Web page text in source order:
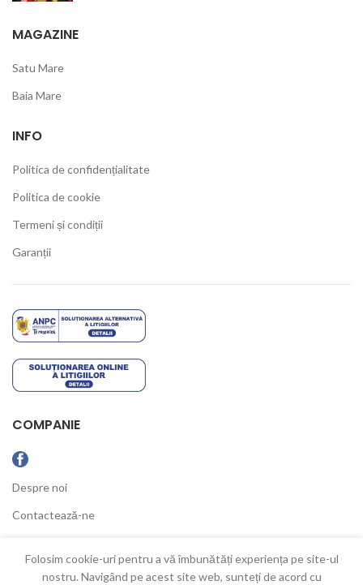
MAGAZINE
Satu Mare
Baia Mare
INFO
Politica de confidențialitate
Politica de cookie
Termeni și condiții
Garanții
COMPANIE
Despre noi
Contactează-ne
Folosim cookie-uri pentru a vă îmbunătăți experiența pe site-ul
nostru. Navigând pe acest site web, sunteți de acord cu